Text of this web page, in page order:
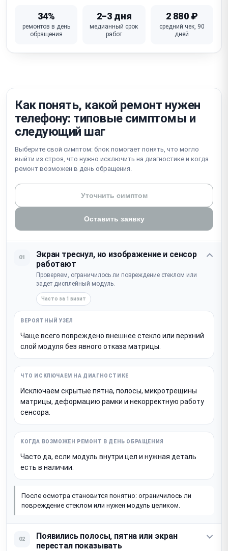
блокировка iCloud
Не работает кнопка питания / громкости /
34%
ремонтов в день
обращения
2–3 дня
медианный срок
работ
2 880 ₽
средний чек, 90
дней
Как понять, какой ремонт нужен
телефону: типовые симптомы и
следующий шаг
Выберите свой симптом: блок помогает понять, что могло
выйти из строя, что нужно исключить на диагностике и когда
ремонт возможен в день обращения.
Уточнить симптом
Оставить заявку
01
Экран треснул, но изображение и сенсор
работают
Проверяем, ограничилось ли повреждение стеклом или
задет дисплейный модуль.
Часто за 1 визит
Чаще всего повреждено внешнее стекло или верхний
слой модуля без явного отказа матрицы.
Исключаем скрытые пятна, полосы, микротрещины
матрицы, деформацию рамки и некорректную работу
сенсора.
Часто да, если модуль внутри цел и нужная деталь
есть в наличии.
После осмотра становится понятно: ограничилось ли
повреждение стеклом или нужен модуль целиком.
02
Появились полосы, пятна или экран
перестал показывать